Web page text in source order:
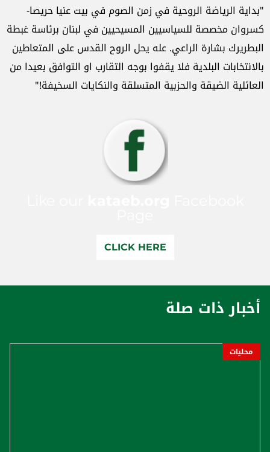
"بداية الرياضة الروحية في زمن الصوم في بيت عنيا حريصا-
كسروان مخصصة للسياسيين المسيحيين في لبنان برئاسة غبطة
البطريرك بشارة الراعي. عله يحل الروح القدس على المتعاطين
بالانتخابات البلدية فلا يقفوا بوجه التقارب او التوافق بعيدا من
العائلية الضيقة والحزبية المتسلقة والنكايات السخيفة!"
CLICK HERE
أخبار ذات صلة
محليات